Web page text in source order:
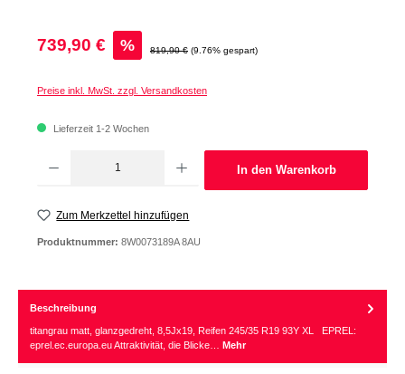
Verkaufspreis:
739,90 € % Regulärer Preis:
819,90 € (9.76% gespart)
Preise inkl. MwSt. zzgl. Versandkosten
Lieferzeit 1-2 Wochen
In den Warenkorb
Zum Merkzettel hinzufügen
Produktnummer: 8W0073189A 8AU
Beschreibung
titangrau matt, glanzgedreht, 8,5Jx19, Reifen 245/35 R19 93Y XL EPREL:
eprel.ec.europa.eu Attraktivität, die Blicke… Mehr